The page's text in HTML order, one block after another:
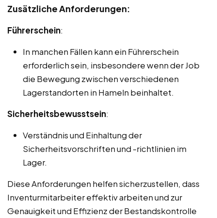
Zusätzliche Anforderungen:
Führerschein:
In manchen Fällen kann ein Führerschein
erforderlich sein, insbesondere wenn der Job
die Bewegung zwischen verschiedenen
Lagerstandorten in Hameln beinhaltet.
Sicherheitsbewusstsein:
Verständnis und Einhaltung der
Sicherheitsvorschriften und -richtlinien im
Lager.
Diese Anforderungen helfen sicherzustellen, dass
Inventurmitarbeiter effektiv arbeiten und zur
Genauigkeit und Effizienz der Bestandskontrolle